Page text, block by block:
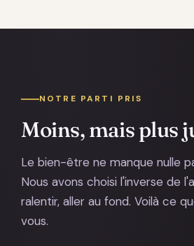
NOTRE PARTI PRIS
Moins, mais plus
Le bien-être ne manque nulle
Nous avons choisi l'inverse de
ralentir, aller au fond. Voilà ce
vous.